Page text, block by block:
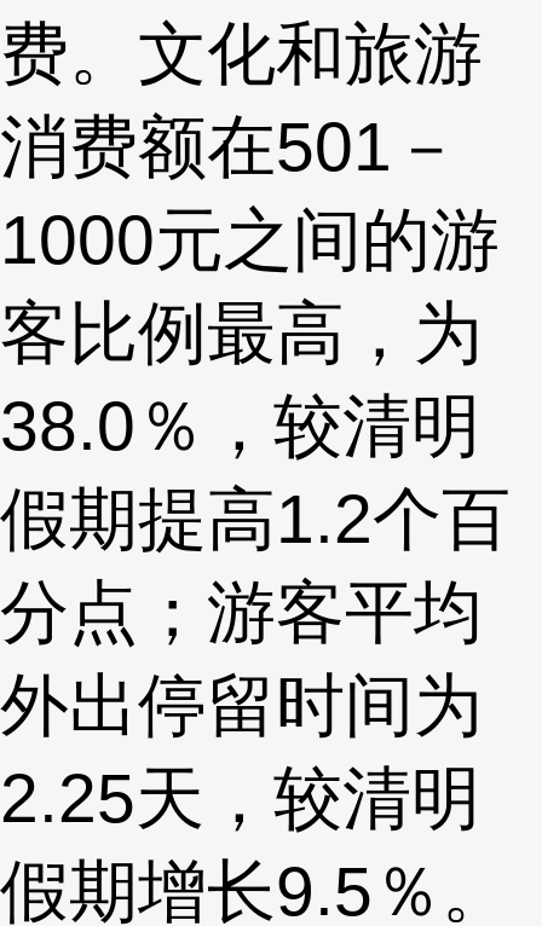
费。文化和旅游
消费额在501－
1000元之间的游
客比例最高，为
38.0％，较清明
假期提高1.2个百
分点；游客平均
外出停留时间为
2.25天，较清明
假期增长9.5％。